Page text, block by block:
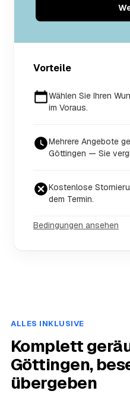
Vorteile
Wählen Sie Ihren
im Voraus.
Mehrere Angebote
Göttingen — Sie
Kostenlose
dem Termin.
Bedingungen ansehen
ALLES INKLUSIVE
Komplett
Göttingen,
übergeben